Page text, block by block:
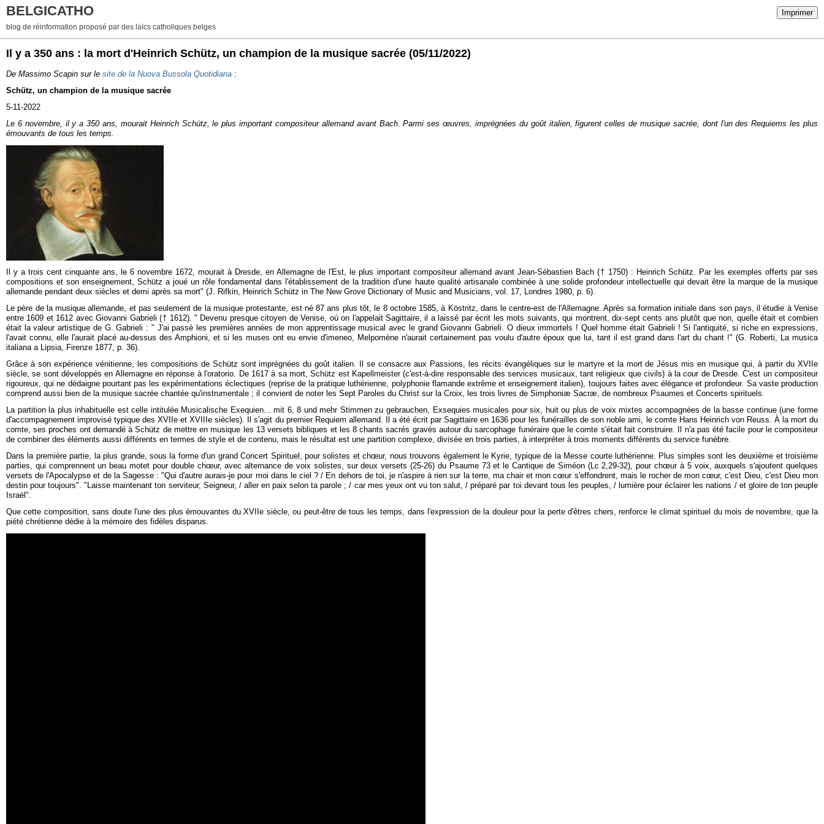
Imprimer
BELGICATHO
blog de réinformation proposé par des laïcs catholiques belges
Il y a 350 ans : la mort d'Heinrich Schütz, un champion de la musique sacrée (05/11/2022)
De Massimo Scapin sur le site de la Nuova Bussola Quotidiana :
Schütz, un champion de la musique sacrée
5-11-2022
Le 6 novembre, il y a 350 ans, mourait Heinrich Schütz, le plus important compositeur allemand avant Bach. Parmi ses œuvres, imprégnées du goût italien, figurent celles de musique sacrée, dont l'un des Requiems les plus
émouvants de tous les temps.
Il y a trois cent cinquante ans, le 6 novembre 1672, mourait à Dresde, en Allemagne de l'Est, le plus important compositeur allemand avant Jean-Sébastien Bach († 1750) : Heinrich Schütz. Par les exemples offerts par ses
compositions et son enseignement, Schütz a joué un rôle fondamental dans l'établissement de la tradition d'une haute qualité artisanale combinée à une solide profondeur intellectuelle qui devait être la marque de la musique
allemande pendant deux siècles et demi après sa mort" (J. Rifkin, Heinrich Schütz in The New Grove Dictionary of Music and Musicians, vol. 17, Londres 1980, p. 6).
Le père de la musique allemande, et pas seulement de la musique protestante, est né 87 ans plus tôt, le 8 octobre 1585, à Köstritz, dans le centre-est de l'Allemagne. Après sa formation initiale dans son pays, il étudie à Venise
entre 1609 et 1612 avec Giovanni Gabrieli († 1612). " Devenu presque citoyen de Venise, où on l'appelait Sagittaire, il a laissé par écrit les mots suivants, qui montrent, dix-sept cents ans plutôt que non, quelle était et combien
était la valeur artistique de G. Gabrieli : " J'ai passé les premières années de mon apprentissage musical avec le grand Giovanni Gabrieli. O dieux immortels ! Quel homme était Gabrieli ! Si l'antiquité, si riche en expressions,
l'avait connu, elle l'aurait placé au-dessus des Amphioni, et si les muses ont eu envie d'imeneo, Melpomène n'aurait certainement pas voulu d'autre époux que lui, tant il est grand dans l'art du chant !" (G. Roberti, La musica
italiana a Lipsia, Firenze 1877, p. 36).
Grâce à son expérience vénitienne, les compositions de Schütz sont imprégnées du goût italien. Il se consacre aux Passions, les récits évangéliques sur le martyre et la mort de Jésus mis en musique qui, à partir du XVIIe
siècle, se sont développés en Allemagne en réponse à l'oratorio. De 1617 à sa mort, Schütz est Kapellmeister (c'est-à-dire responsable des services musicaux, tant religieux que civils) à la cour de Dresde. C'est un compositeur
rigoureux, qui ne dédaigne pourtant pas les expérimentations éclectiques (reprise de la pratique luthérienne, polyphonie flamande extrême et enseignement italien), toujours faites avec élégance et profondeur. Sa vaste production
comprend aussi bien de la musique sacrée chantée qu'instrumentale ; il convient de noter les Sept Paroles du Christ sur la Croix, les trois livres de Simphoniæ Sacræ, de nombreux Psaumes et Concerts spirituels.
La partition la plus inhabituelle est celle intitulée Musicalische Exequien... mit 6, 8 und mehr Stimmen zu gebrauchen, Exsequies musicales pour six, huit ou plus de voix mixtes accompagnées de la basse continue (une forme
d'accompagnement improvisé typique des XVIIe et XVIIIe siècles). Il s'agit du premier Requiem allemand. Il a été écrit par Sagittaire en 1636 pour les funérailles de son noble ami, le comte Hans Heinrich von Reuss. À la mort du
comte, ses proches ont demandé à Schütz de mettre en musique les 13 versets bibliques et les 8 chants sacrés gravés autour du sarcophage funéraire que le comte s'était fait construire. Il n'a pas été facile pour le compositeur
de combiner des éléments aussi différents en termes de style et de contenu, mais le résultat est une partition complexe, divisée en trois parties, à interpréter à trois moments différents du service funèbre.
Dans la première partie, la plus grande, sous la forme d'un grand Concert Spirituel, pour solistes et chœur, nous trouvons également le Kyrie, typique de la Messe courte luthérienne. Plus simples sont les deuxième et troisième
parties, qui comprennent un beau motet pour double chœur, avec alternance de voix solistes, sur deux versets (25-26) du Psaume 73 et le Cantique de Siméon (Lc 2,29-32), pour chœur à 5 voix, auxquels s'ajoutent quelques
versets de l'Apocalypse et de la Sagesse : "Qui d'autre aurais-je pour moi dans le ciel ? / En dehors de toi, je n'aspire à rien sur la terre, ma chair et mon cœur s'effondrent, mais le rocher de mon cœur, c'est Dieu, c'est Dieu mon
destin pour toujours". "Laisse maintenant ton serviteur, Seigneur, / aller en paix selon ta parole ; / car mes yeux ont vu ton salut, / préparé par toi devant tous les peuples, / lumière pour éclairer les nations / et gloire de ton peuple
Israël".
Que cette composition, sans doute l'une des plus émouvantes du XVIIe siècle, ou peut-être de tous les temps, dans l'expression de la douleur pour la perte d'êtres chers, renforce le climat spirituel du mois de novembre, que la
piété chrétienne dédie à la mémoire des fidèles disparus.